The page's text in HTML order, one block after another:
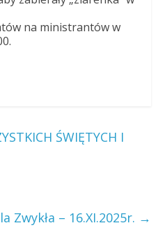
na ministrantów w
ŚWIĘTYCH I
Zwykła – 16.XI.2025r. →